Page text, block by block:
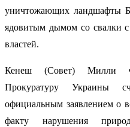
уничтожающих ландшафты
ядовитым дымом со свалки с
властей.
Кенеш (Совет) Милли
Прокуратуру Украины
официальным заявлением о
факту нарушения